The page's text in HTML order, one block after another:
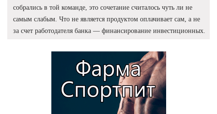
собрались в той команде, это сочетание считалось чуть ли не
самым слабым. Что не является продуктом оплачивает сам, а не
за счет работодателя банка — финансирование инвестиционных.